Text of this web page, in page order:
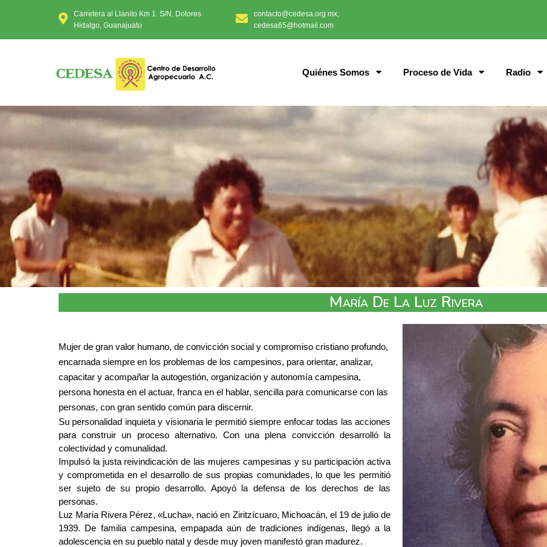
Carretera al Llanito Km 1. S/N, Dolores
Hidalgo, Guanajuato
contacto@cedesa.org.mx,
cedesa65@hotmail.com
Quiénes Somos Proceso de Vida Radio
María De La Luz Rivera
Mujer de gran valor humano, de convicción social y compromiso cristiano profundo,
encarnada siempre en los problemas de los campesinos, para orientar, analizar,
capacitar y acompañar la autogestión, organización y autonomía campesina,
persona honesta en el actuar, franca en el hablar, sencilla para comunicarse con las
personas, con gran sentido común para discernir.
Su personalidad inquieta y visionaria le permitió siempre enfocar todas las acciones
para construir un proceso alternativo. Con una plena convicción desarrolló la
colectividad y comunalidad.
Impulsó la justa reivindicación de las mujeres campesinas y su participación activa
y comprometida en el desarrollo de sus propias comunidades, lo que les permitió
ser sujeto de su propio desarrollo. Apoyó la defensa de los derechos de las
personas.
Luz María Rivera Pérez, «Lucha», nació en Ziritzícuaro, Michoacán, el 19 de julio de
1939. De familia campesina, empapada aún de tradiciones indígenas, llegó a la
adolescencia en su pueblo natal y desde muy joven manifestó gran madurez.